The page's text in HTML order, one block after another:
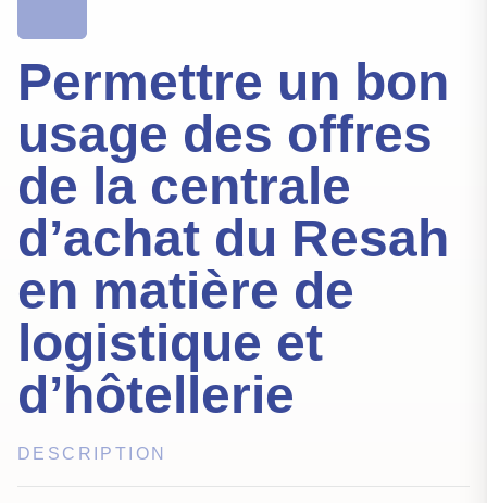
Permettre un bon
usage des offres
de la centrale
d’achat du Resah
en matière de
logistique et
d’hôtellerie
DESCRIPTION